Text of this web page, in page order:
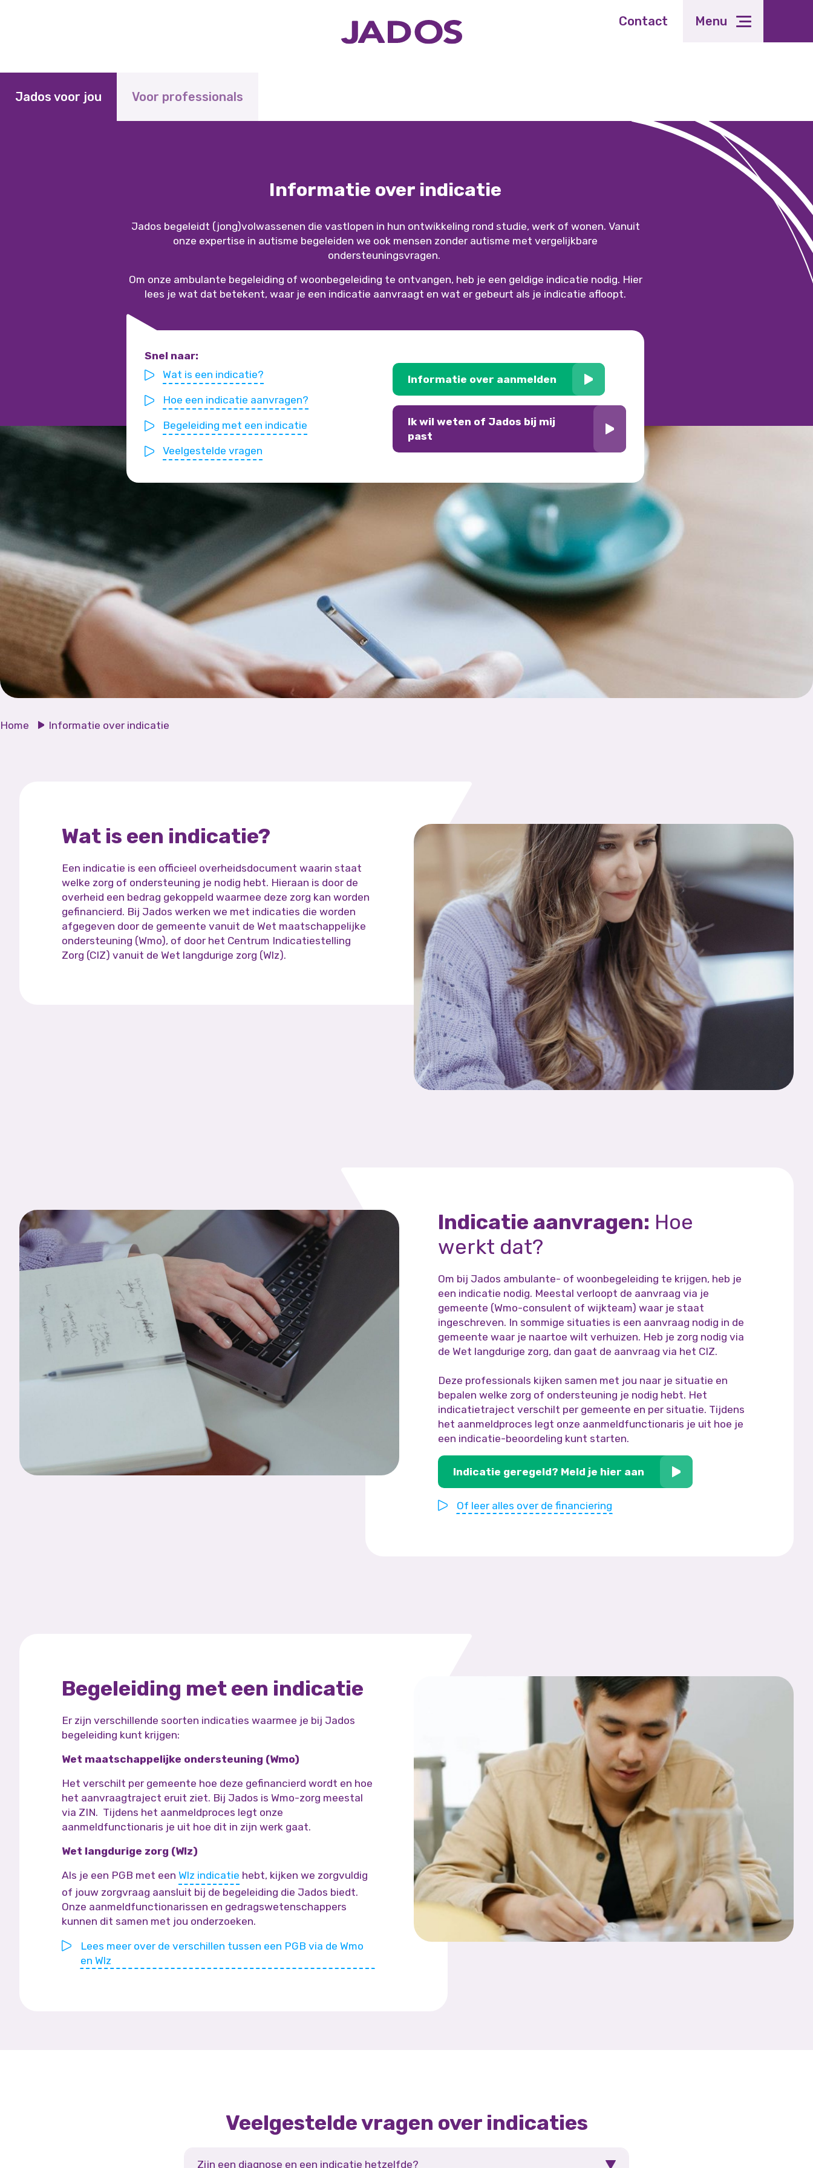
Contact Menu
Jados voor jou Voor professionals
Informatie over indicatie
Jados begeleidt (jong)volwassenen die vastlopen in hun ontwikkeling rond studie, werk of wonen. Vanuit
onze expertise in autisme begeleiden we ook mensen zonder autisme met vergelijkbare
ondersteuningsvragen.
Om onze ambulante begeleiding of woonbegeleiding te ontvangen, heb je een geldige indicatie nodig. Hier
lees je wat dat betekent, waar je een indicatie aanvraagt en wat er gebeurt als je indicatie afloopt.
Snel naar:
Wat is een indicatie?
Hoe een indicatie aanvragen?
Begeleiding met een indicatie
Veelgestelde vragen
Informatie over aanmelden
Ik wil weten of Jados bij mij
past
Home Informatie over indicatie
Wat is een indicatie?
Een indicatie is een officieel overheidsdocument waarin staat
welke zorg of ondersteuning je nodig hebt. Hieraan is door de
overheid een bedrag gekoppeld waarmee deze zorg kan worden
gefinancierd. Bij Jados werken we met indicaties die worden
afgegeven door de gemeente vanuit de Wet maatschappelijke
ondersteuning (Wmo), of door het Centrum Indicatiestelling
Zorg (CIZ) vanuit de Wet langdurige zorg (Wlz).
Indicatie aanvragen: Hoe
werkt dat?
Om bij Jados ambulante- of woonbegeleiding te krijgen, heb je
een indicatie nodig. Meestal verloopt de aanvraag via je
gemeente (Wmo-consulent of wijkteam) waar je staat
ingeschreven. In sommige situaties is een aanvraag nodig in de
gemeente waar je naartoe wilt verhuizen. Heb je zorg nodig via
de Wet langdurige zorg, dan gaat de aanvraag via het CIZ.
Deze professionals kijken samen met jou naar je situatie en
bepalen welke zorg of ondersteuning je nodig hebt. Het
indicatietraject verschilt per gemeente en per situatie. Tijdens
het aanmeldproces legt onze aanmeldfunctionaris je uit hoe je
een indicatie-beoordeling kunt starten.
Indicatie geregeld? Meld je hier aan
Of leer alles over de financiering
Begeleiding met een indicatie
Er zijn verschillende soorten indicaties waarmee je bij Jados
begeleiding kunt krijgen:
Wet maatschappelijke ondersteuning (Wmo)
Het verschilt per gemeente hoe deze gefinancierd wordt en hoe
het aanvraagtraject eruit ziet. Bij Jados is Wmo-zorg meestal
via ZIN. Tijdens het aanmeldproces legt onze
aanmeldfunctionaris je uit hoe dit in zijn werk gaat.
Wet langdurige zorg (Wlz)
Als je een PGB met een Wlz indicatie hebt, kijken we zorgvuldig
of jouw zorgvraag aansluit bij de begeleiding die Jados biedt.
Onze aanmeldfunctionarissen en gedragswetenschappers
kunnen dit samen met jou onderzoeken.
Lees meer over de verschillen tussen een PGB via de Wmo
en Wlz
Veelgestelde vragen over indicaties
Zijn een diagnose en een indicatie hetzelfde?